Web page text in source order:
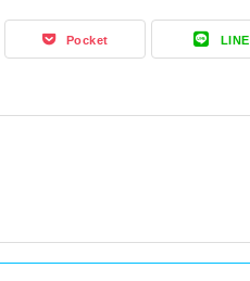
Pocket LINE